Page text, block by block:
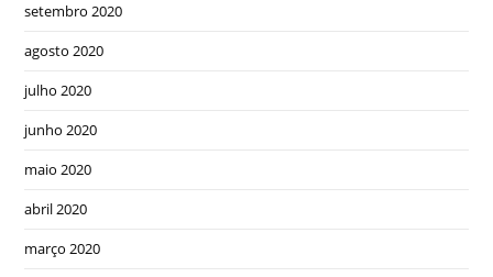
setembro 2020
agosto 2020
julho 2020
junho 2020
maio 2020
abril 2020
março 2020